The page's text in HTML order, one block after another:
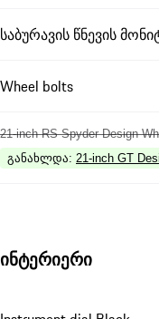
საბურავის წნევის
Wheel bolts
21-inch RS Spyder Design
განახლდა: 21-inch GT
ინტერიერი